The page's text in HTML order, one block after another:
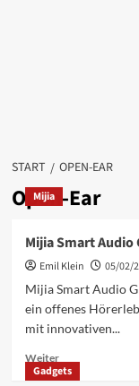
START OPEN-EAR
Open-Ear
Mijia
Mijia Smart Audio
Emil Klein 05/02/
Mijia Smart Audio
ein offenes
mit innovativen...
WeiterMehr
Informationen
Gadgets